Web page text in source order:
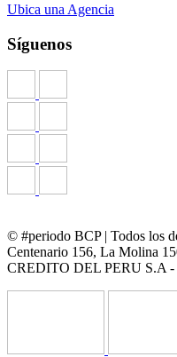
Ubica una Agencia
Síguenos
© #periodo BCP | Todos los
Centenario 156, La Molina
CREDITO DEL PERU S.A -